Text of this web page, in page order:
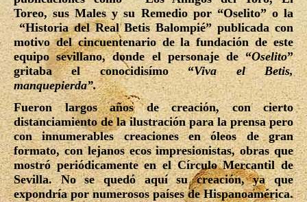
Toreo, sus Males y su Remedio por “Oselito”ola
“Historia del Real Betis Balompié” publicada con
motivo del cincuentenario de la fundación de este
equipo sevillano, donde el personaje de “Oselito”
gritaba el conocidisímo “Viva el Betis,
manquepierda”.
Fueron largos años de creación, con cierto
distanciamiento de la ilustración para la prensa pero
con innumerables creaciones en óleos de gran
formato, con lejanos ecos impresionistas, obras que
mostró periódicamente en el Círculo Mercantil de
Sevilla. No se quedó aquí su creación, ya que
expondría por numerosos países de Hispanoamérica.